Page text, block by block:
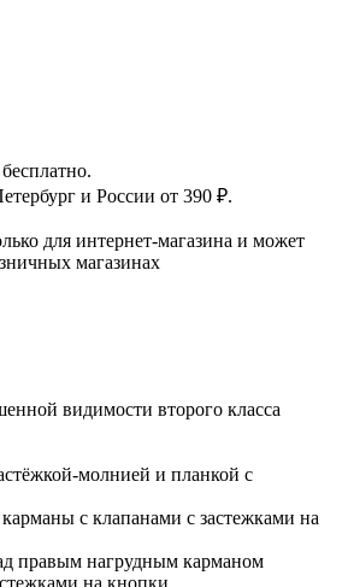
и России от 390 ₽.
для интернет-магазина и может
магазинах
видимости второго класса
молнией и планкой с
с клапанами с застежками на
правым нагрудным карманом
на кнопки